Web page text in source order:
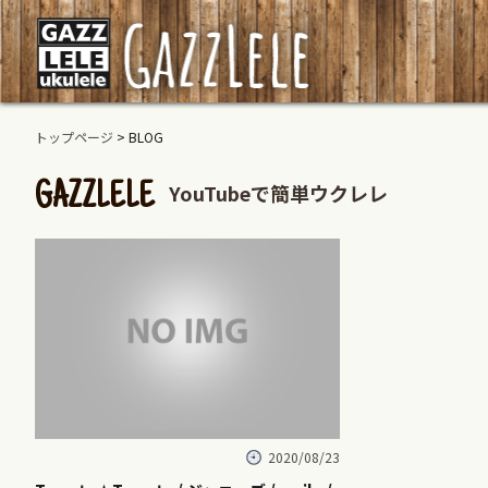
トップページ > BLOG
GAZZLELE YouTubeで簡単ウクレレ
2020/08/23